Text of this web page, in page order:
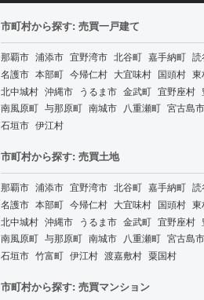
市町村から探す: 売買一戸建て
那覇市 浦添市 宜野湾市 北谷町 嘉手納町 読
名護市 本部町 今帰仁村 大宜味村 国頭村 東
北中城村 沖縄市 うるま市 金武町 宜野座村
南風原町 与那原町 南城市 八重瀬町 宮古島市
石垣市 伊江村
市町村から探す: 売買土地
那覇市 浦添市 宜野湾市 北谷町 嘉手納町 読
名護市 本部町 今帰仁村 大宜味村 国頭村 東
北中城村 沖縄市 うるま市 金武町 宜野座村
南風原町 与那原町 南城市 八重瀬町 宮古島市
石垣市 竹富町 伊江村 渡嘉敷村 粟国村
市町村から探す: 売買マンション